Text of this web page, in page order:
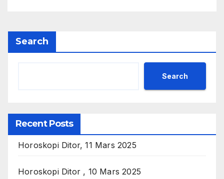
Search
Search
Recent Posts
Horoskopi Ditor, 11 Mars 2025
Horoskopi Ditor , 10 Mars 2025